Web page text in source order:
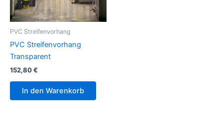
PVC Streifenvorhang
PVC Streifenvorhang
Transparent
152,80€
In den Warenkorb